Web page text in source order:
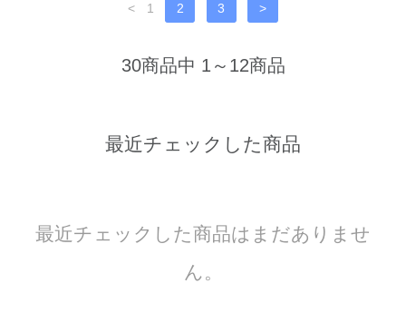
< 1 2 3 >
30商品中 1～12商品
最近チェックした商品
最近チェックした商品はまだありませ
ん。